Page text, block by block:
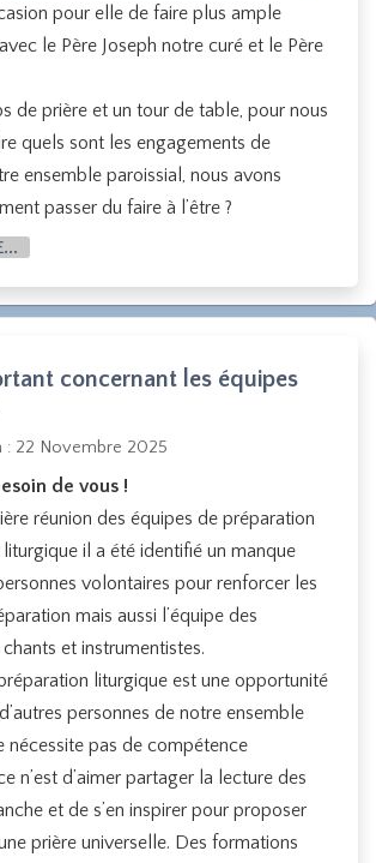
pour elle de faire plus ample
le Père Joseph notre curé et le Père
de prière et un tour de table, pour nous
quels sont les engagements de
ensemble paroissial, nous avons
passer du faire à l’être ?
concernant les équipes
: 22 Novembre 2025
de vous !
réunion des équipes de préparation
liturgique il a été identifié un manque
volontaires pour renforcer les
mais aussi l’équipe des
et instrumentistes.
liturgique est une opportunité
personnes de notre ensemble
nécessite pas de compétence
n’est d’aimer partager la lecture des
et de s’en inspirer pour proposer
prière universelle. Des formations